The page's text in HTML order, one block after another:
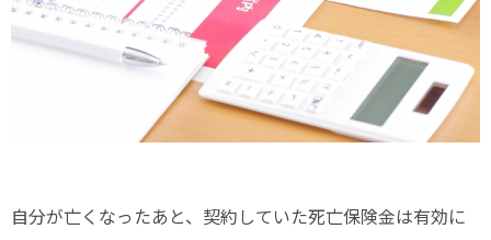
自分が亡くなったあと、契約していた死亡保険金は有効に